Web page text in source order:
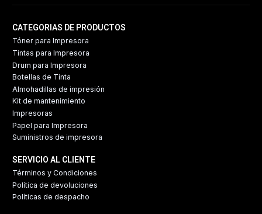
CATEGORIAS DE PRODUCTOS
Tóner para Impresora
Tintas para Impresora
Drum para Impresora
Botellas de Tinta
Almohadillas de impresión
Kit de mantenimiento
Impresoras
Papel para Impresora
Suministros de impresora
SERVICIO AL CLIENTE
Términos y Condiciones
Política de devoluciones
Políticas de despacho